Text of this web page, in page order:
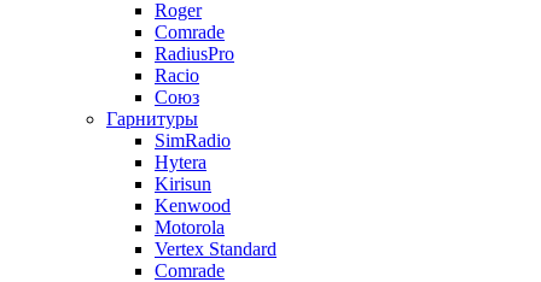
Roger
Comrade
RadiusPro
Racio
Союз
Гарнитуры
SimRadio
Hytera
Kirisun
Kenwood
Motorola
Vertex Standard
Comrade